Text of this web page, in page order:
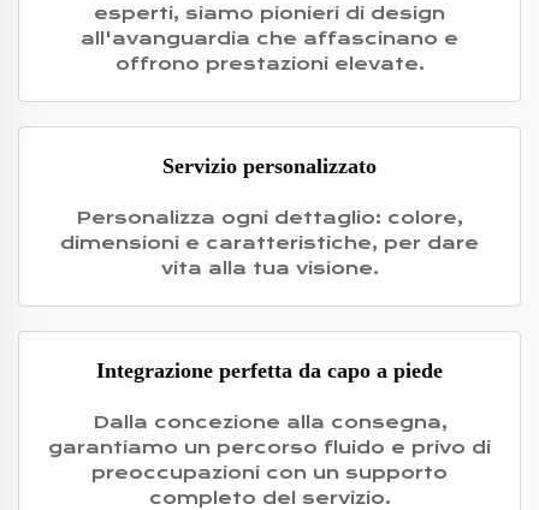
esperti, siamo pionieri di design
all'avanguardia che affascinano e
offrono prestazioni elevate.
Servizio personalizzato
Personalizza ogni dettaglio: colore,
dimensioni e caratteristiche, per dare
vita alla tua visione.
Integrazione perfetta da capo a piede
Dalla concezione alla consegna,
garantiamo un percorso fluido e privo di
preoccupazioni con un supporto
completo del servizio.